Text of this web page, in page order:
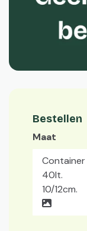
Bestellen
Maat
Container
40lt.
10/12cm.